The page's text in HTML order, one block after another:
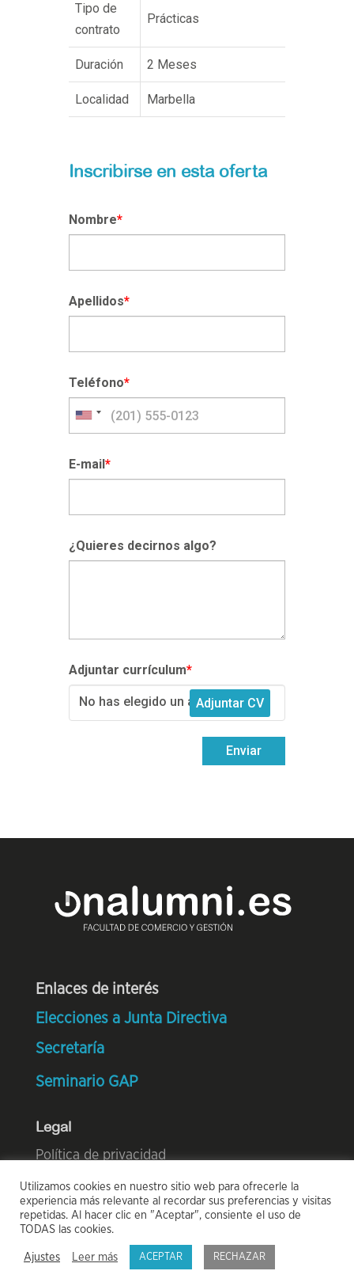
Tipo de
contrato
Prácticas
Duración 2 Meses
Localidad Marbella
Nombre*
Apellidos*
Teléfono*
E-mail*
¿Quieres decirnos algo?
Adjuntar currículum*
No has elegido un archivo
Enviar
Enlaces de interés
Elecciones a Junta Directiva
Secretaría
Seminario GAP
Legal
Política de privacidad
Política de cookies
© 2021 Onalumni | Diseño web porWOM
Marketing
Utilizamos cookies en nuestro sitio web para ofrecerle la
experiencia más relevante al recordar sus preferencias y visitas
repetidas. Al hacer clic en "Aceptar", consiente el uso de
TODAS las cookies.
Ajustes Leer más ACEPTAR RECHAZAR